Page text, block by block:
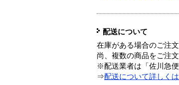
配送について
在庫がある場合のご注
尚、複数の商品をご注
※配送業者は「佐川急
⇒配送について詳しく